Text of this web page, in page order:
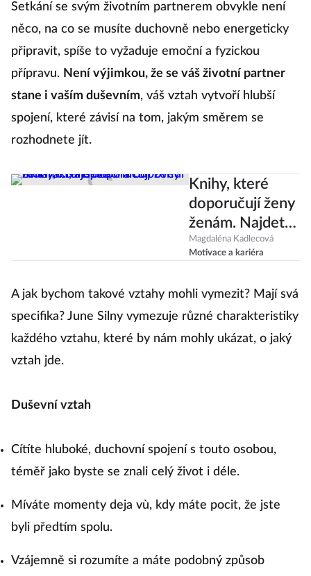
Setkání se svým životním partnerem obvykle není
něco, na co se musíte duchovně nebo energeticky
připravit, spíše to vyžaduje emoční a fyzickou
přípravu. Není výjimkou, že se váš životní partner
stane i vaším duševním, váš vztah vytvoří hlubší
spojení, které závisí na tom, jakým směrem se
rozhodnete jít.
Knihy, které
doporučují ženy
ženám. Najdete
v nich motivaci,
inspiraci a
Magdaléna Kadlecová
Motivace a kariéra
A jak bychom takové vztahy mohli vymezit? Mají svá
specifika? June Silny vymezuje různé charakteristiky
každého vztahu, které by nám mohly ukázat, o jaký
vztah jde.
Duševní vztah
Cítíte hluboké, duchovní spojení s touto osobou,
téměř jako byste se znali celý život i déle.
Míváte momenty deja vù, kdy máte pocit, že jste
byli předtím spolu.
Vzájemně si rozumíte a máte podobný způsob